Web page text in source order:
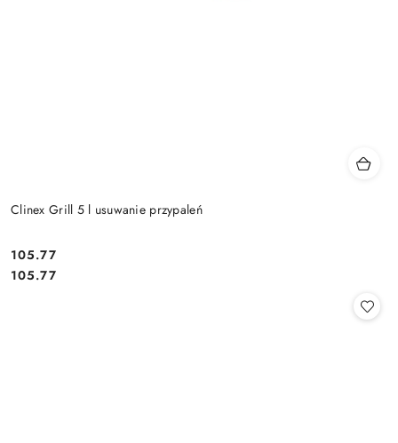
Clinex Grill 5 l usuwanie przypaleń
Cena:
105.77
Cena:
105.77